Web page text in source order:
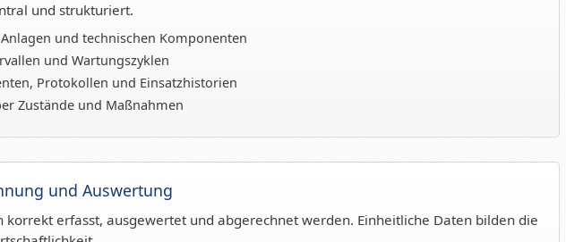
und strukturiert.
und technischen Komponenten
und Wartungszyklen
Protokollen und Einsatzhistorien
Zustände und Maßnahmen
und Auswertung
korrekt erfasst, ausgewertet und abgerechnet werden. Einheitliche Daten bilden die